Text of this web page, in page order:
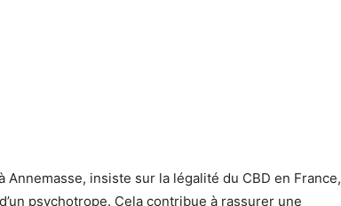
insiste sur la légalité du CBD en France,
psychotrope. Cela contribue à rassurer une